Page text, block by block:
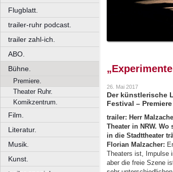
Flugblatt.
trailer-ruhr podcast.
trailer zahl-ich.
ABO.
Bühne.
Premiere.
Theater Ruhr.
Komikzentrum.
Film.
Literatur.
Musik.
Kunst.
26. Mai 2017
Der künstlerische
Festival –
trailer: Herr
Theater in NRW.
in die Stadttheater
Florian Malzacher:
Theaters ist, Impulse
aber die freie Szene